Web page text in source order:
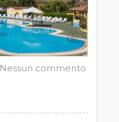
Nessun commento